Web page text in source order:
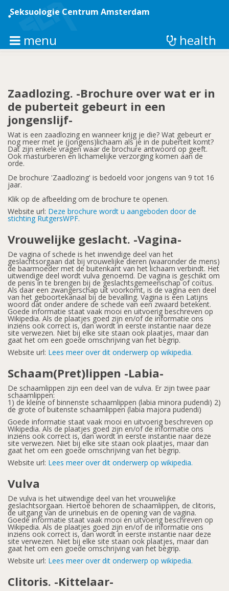
naar
gaan
Seksuologie Centrum Amsterdam
menu health
Zaadlozing. -Brochure over wat er in
de puberteit gebeurt in een
jongenslijf-
Wat is een zaadlozing en wanneer krijg je die? Wat gebeurt er
nog meer met je (jongens)lichaam als je in de puberteit komt?
Dat zijn enkele vragen waar de brochure antwoord op geeft.
Ook masturberen en lichamelijke verzorging komen aan de
orde.
De brochure 'Zaadlozing' is bedoeld voor jongens van 9 tot 16
jaar.
Klik op de afbeelding om de brochure te openen.
Website url: Deze brochure wordt u aangeboden door de
stichting RutgersWPF.
Vrouwelijke geslacht. -Vagina-
De vagina of schede is het inwendige deel van het
geslachtsorgaan dat bij vrouwelijke dieren (waaronder de mens)
de baarmoeder met de buitenkant van het lichaam verbindt. Het
uitwendige deel wordt vulva genoemd. De vagina is geschikt om
de penis in te brengen bij de geslachtsgemeenschap of coïtus.
Als daar een zwangerschap uit voorkomt, is de vagina een deel
van het geboortekanaal bij de bevalling. Vagina is een Latijns
woord dat onder andere de schede van een zwaard betekent.
Goede informatie staat vaak mooi en uitvoerig beschreven op
Wikipedia. Als de plaatjes goed zijn en/of de informatie ons
inziens ook correct is, dan wordt in eerste instantie naar deze
site verwezen. Niet bij elke site staan ook plaatjes, maar dan
gaat het om een goede omschrijving van het begrip.
Website url: Lees meer over dit onderwerp op wikipedia.
Schaam(Pret)lippen -Labia-
De schaamlippen zijn een deel van de vulva. Er zijn twee paar
schaamlippen:
1) de kleine of binnenste schaamlippen (labia minora pudendi) 2)
de grote of buitenste schaamlippen (labia majora pudendi)
Goede informatie staat vaak mooi en uitvoerig beschreven op
Wikipedia. Als de plaatjes goed zijn en/of de informatie ons
inziens ook correct is, dan wordt in eerste instantie naar deze
site verwezen. Niet bij elke site staan ook plaatjes, maar dan
gaat het om een goede omschrijving van het begrip.
Website url: Lees meer over dit onderwerp op wikipedia.
Vulva
De vulva is het uitwendige deel van het vrouwelijke
geslachtsorgaan. Hiertoe behoren de schaamlippen, de clitoris,
de uitgang van de urinebuis en de opening van de vagina.
Goede informatie staat vaak mooi en uitvoerig beschreven op
Wikipedia. Als de plaatjes goed zijn en/of de informatie ons
inziens ook correct is, dan wordt in eerste instantie naar deze
site verwezen. Niet bij elke site staan ook plaatjes, maar dan
gaat het om een goede omschrijving van het begrip.
Website url: Lees meer over dit onderwerp op wikipedia.
Clitoris. -Kittelaar-